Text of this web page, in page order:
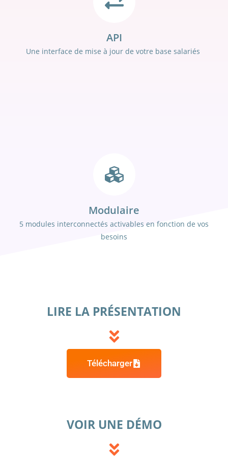
API
Une interface de mise à jour de votre base salariés
Modulaire
5 modules interconnectés activables en fonction de vos
besoins
LIRE LA PRÉSENTATION
Télécharger
VOIR UNE DÉMO